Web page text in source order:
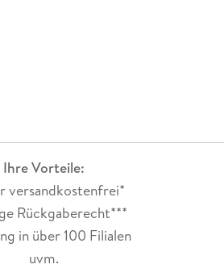
Ihre Vorteile:
versandkostenfrei*
Rückgaberecht***
in über 100 Filialen
uvm.